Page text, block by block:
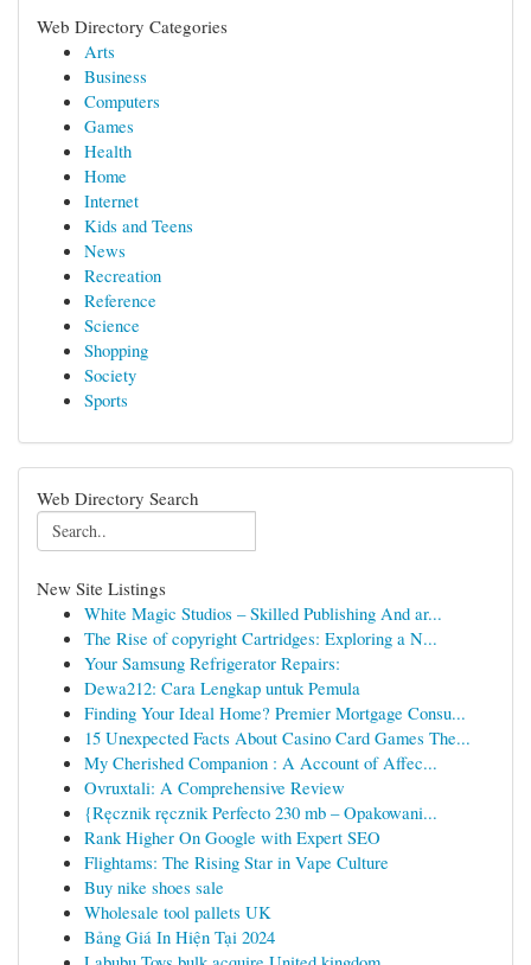
Web Directory Categories
Arts
Business
Computers
Games
Health
Home
Internet
Kids and Teens
News
Recreation
Reference
Science
Shopping
Society
Sports
Web Directory Search
New Site Listings
White Magic Studios – Skilled Publishing And ar...
The Rise of copyright Cartridges: Exploring a N...
Your Samsung Refrigerator Repairs:
Dewa212: Cara Lengkap untuk Pemula
Finding Your Ideal Home? Premier Mortgage Consu...
15 Unexpected Facts About Casino Card Games The...
My Cherished Companion : A Account of Affec...
Ovruxtali: A Comprehensive Review
{Ręcznik ręcznik Perfecto 230 mb – Opakowani...
Rank Higher On Google with Expert SEO
Flightams: The Rising Star in Vape Culture
Buy nike shoes sale
Wholesale tool pallets UK
Bảng Giá In Hiện Tại 2024